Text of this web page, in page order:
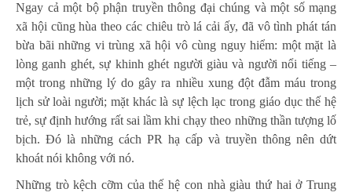
Ngay cả một bộ phận truyền thông đại chúng và một số mạng
xã hội cũng hùa theo các chiêu trò lá cải ấy, đã vô tình phát tán
bừa bãi những vi trùng xã hội vô cùng nguy hiểm: một mặt là
lòng ganh ghét, sự khinh ghét người giàu và người nổi tiếng –
một trong những lý do gây ra nhiều xung đột đẫm máu trong
lịch sử loài người; mặt khác là sự lệch lạc trong giáo dục thế hệ
trẻ, sự định hướng rất sai lầm khi chạy theo những thần tượng lố
bịch. Đó là những cách PR hạ cấp và truyền thông nên dứt
khoát nói không với nó.
Những trò kệch cỡm của thế hệ con nhà giàu thứ hai ở Trung